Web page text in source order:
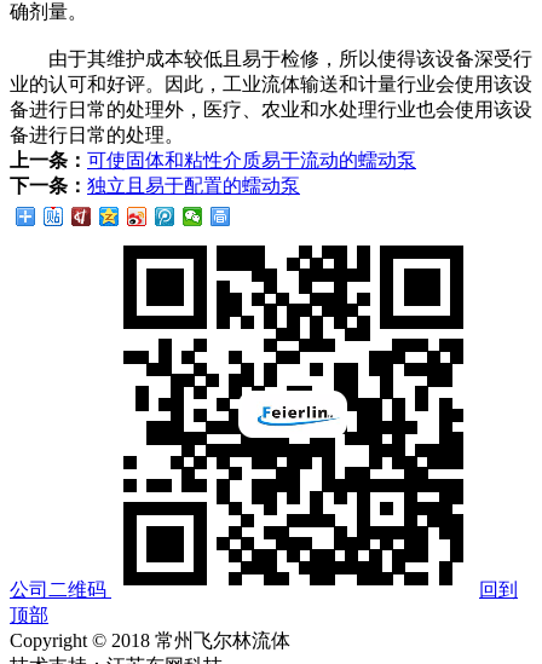
确剂量。
由于其维护成本较低且易于检修，所以使得该设备深受行
业的认可和好评。因此，工业流体输送和计量行业会使用该设
备进行日常的处理外，医疗、农业和水处理行业也会使用该设
备进行日常的处理。
上一条： 可使固体和粘性介质易于流动的蠕动泵
下一条： 独立且易于配置的蠕动泵
公司二维码
回到
顶部
Copyright © 2018 常州飞尔林流体